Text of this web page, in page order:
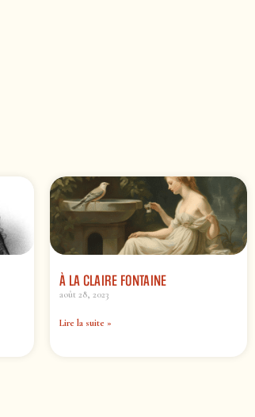
À LA CLAIRE FONTAINE
août 28, 2023
Lire la suite »